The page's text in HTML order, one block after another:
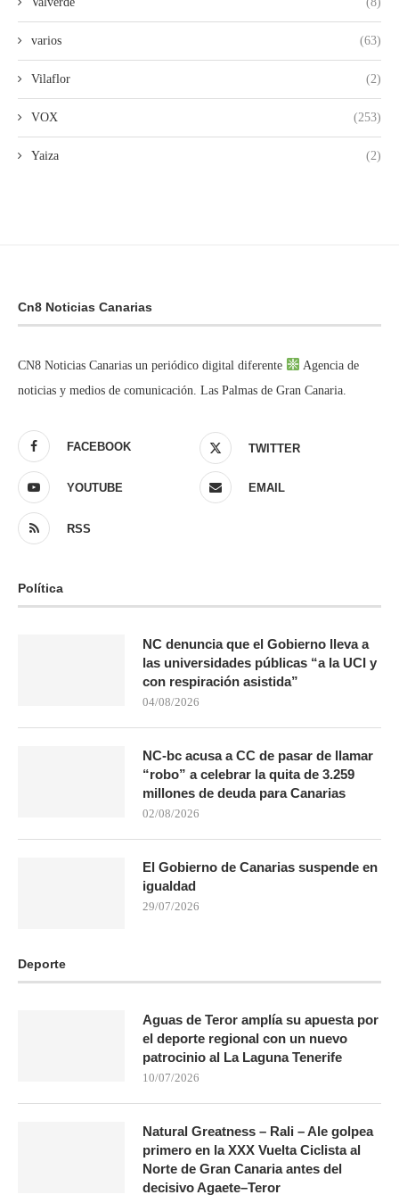
varios (63)
Vilaflor (2)
VOX (253)
Yaiza (2)
Cn8 Noticias Canarias
CN8 Noticias Canarias un periódico digital diferente
Agencia de
noticias y medios de comunicación. Las Palmas de Gran Canaria.
FACEBOOK TWITTER
YOUTUBE EMAIL
RSS
Política
NC denuncia que el Gobierno lleva a
las universidades públicas “a la UCI y
con respiración asistida”
04/08/2026
NC-bc acusa a CC de pasar de llamar
“robo” a celebrar la quita de 3.259
millones de deuda para Canarias
02/08/2026
El Gobierno de Canarias suspende en
igualdad
29/07/2026
Deporte
Aguas de Teror amplía su apuesta por
el deporte regional con un nuevo
patrocinio al La Laguna Tenerife
10/07/2026
Natural Greatness – Rali – Ale golpea
primero en la XXX Vuelta Ciclista al
Norte de Gran Canaria antes del
decisivo Agaete–Teror